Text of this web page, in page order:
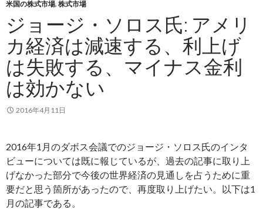
キ
プ
米国の株式市場, 株式市場
ジョージ・ソロス氏: アメリ
カ経済は減速する、利上げ
は失敗する、マイナス金利
は効かない
2016年4月11日
2016年1月のダボス会議でのジョージ・ソロス氏のインタ
ビューについては既に報じているが、過去の記事に取り上
げなかった部分で今後の世界経済の見通しを占うために重
要だと思う箇所があったので、再度取り上げたい。以下は1
月の記事である。